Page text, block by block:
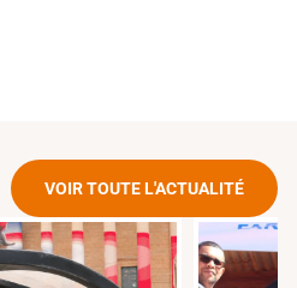
VOIR TOUTE L'ACTUALITÉ